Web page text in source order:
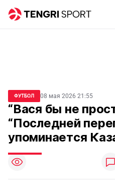
ФУТБОЛ 08 мая 2026 21:55
“Вася бы не
“Последней
упоминается